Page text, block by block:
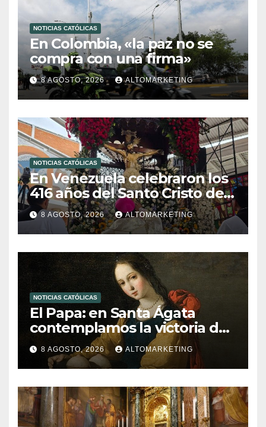
NOTICIAS CATÓLICAS
En Colombia, «la paz no se
compra con una firma»
8 AGOSTO, 2026 ALTOMARKETING
NOTICIAS CATÓLICAS
En Venezuela celebraron los
416 años del Santo Cristo de
La Grita
8 AGOSTO, 2026 ALTOMARKETING
NOTICIAS CATÓLICAS
El Papa: en Santa Ágata
contemplamos la victoria del
amor sobre la muerte
8 AGOSTO, 2026 ALTOMARKETING